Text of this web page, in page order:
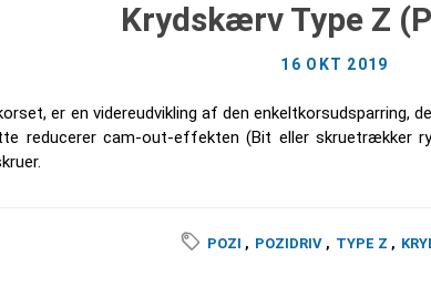
Krydskærv Type Z
16 OKT 2019
er en videreudvikling af den enkeltkorsudsparring,
reducerer cam-out-effekten (Bit eller skruetrækker
POZI , POZIDRIV , TYPE Z ,